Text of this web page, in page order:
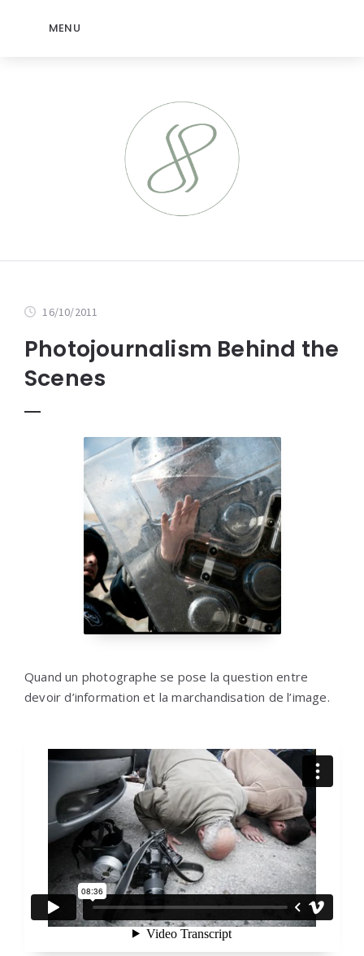
MENU
16/10/2011
Photojournalism Behind the
Scenes
Quand un photographe se pose la question entre
devoir d’information et la marchandisation de l’image.